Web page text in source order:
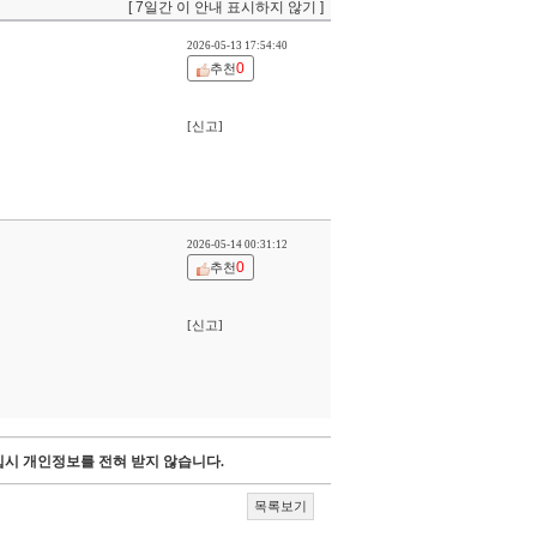
[ 7일간 이 안내 표시하지 않기 ]
2026-05-13 17:54:40
추천0
[신고]
2026-05-14 00:31:12
추천0
[신고]
개인정보를 전혀 받지 않습니다.
목록보기